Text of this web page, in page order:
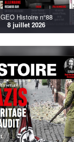
GEO Histoire n°88
8 juillet 2026